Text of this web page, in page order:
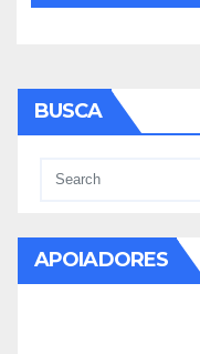
BUSCA
APOIADORES